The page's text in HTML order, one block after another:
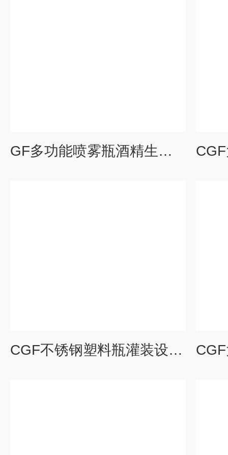
GF多功能喷雾瓶酒精生产线
CGF不锈钢塑料瓶灌装设备 灌装生产线